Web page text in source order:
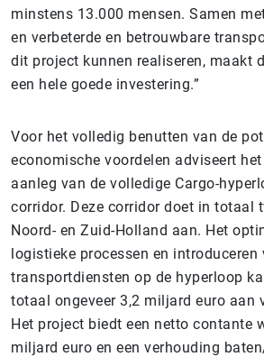
minstens 13.000 mensen. Samen
en verbeterde en betrouwbare
dit project kunnen realiseren, maakt
een hele goede investering.”
Voor het volledig benutten van de
economische voordelen adviseert
aanleg van de volledige Cargo-
corridor. Deze corridor doet in totaal
Noord- en Zuid-Holland aan. Het
logistieke processen en introduceren
transportdiensten op de hyperloop
totaal ongeveer 3,2 miljard euro aan
Het project biedt een netto contante
miljard euro en een verhouding